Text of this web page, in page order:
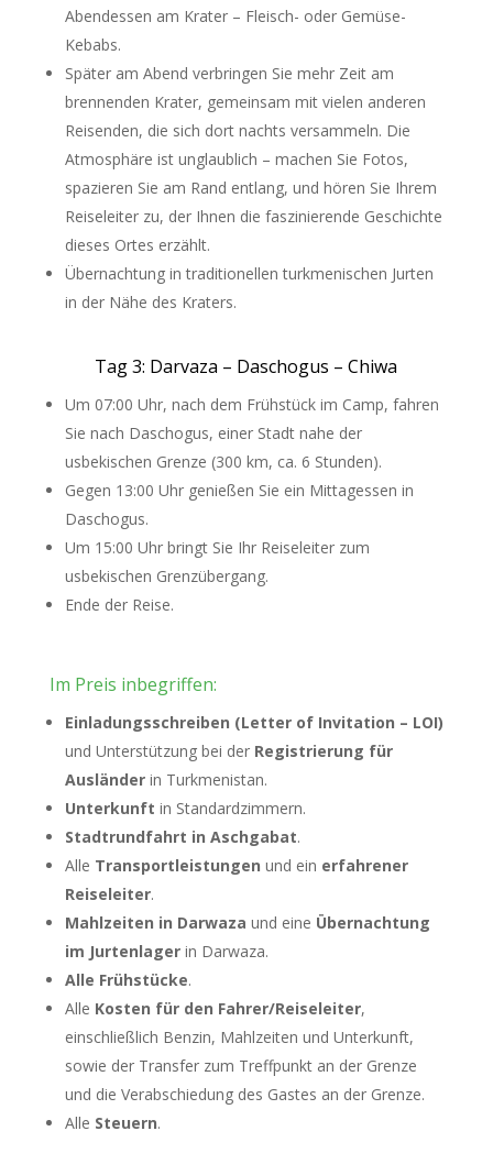
Abendessen am Krater – Fleisch- oder Gemüse-
Kebabs.
Später am Abend verbringen Sie mehr Zeit am
brennenden Krater, gemeinsam mit vielen anderen
Reisenden, die sich dort nachts versammeln. Die
Atmosphäre ist unglaublich – machen Sie Fotos,
spazieren Sie am Rand entlang, und hören Sie Ihrem
Reiseleiter zu, der Ihnen die faszinierende Geschichte
dieses Ortes erzählt.
Übernachtung in traditionellen turkmenischen Jurten
in der Nähe des Kraters.
Tag 3: Darvaza – Daschogus – Chiwa
Um 07:00 Uhr, nach dem Frühstück im Camp, fahren
Sie nach Daschogus, einer Stadt nahe der
usbekischen Grenze (300 km, ca. 6 Stunden).
Gegen 13:00 Uhr genießen Sie ein Mittagessen in
Daschogus.
Um 15:00 Uhr bringt Sie Ihr Reiseleiter zum
usbekischen Grenzübergang.
Ende der Reise.
Im Preis inbegriffen:
Einladungsschreiben (Letter of Invitation – LOI)
und Unterstützung bei der Registrierung für
Ausländerin Turkmenistan.
Unterkunft in Standardzimmern.
Stadtrundfahrt in Aschgabat.
Alle Transportleistungen und ein erfahrener
Reiseleiter.
Mahlzeiten in Darwaza und eine Übernachtung
im Jurtenlagerin Darwaza.
Alle Frühstücke.
Alle Kosten für den Fahrer/Reiseleiter,
einschließlich Benzin, Mahlzeiten und Unterkunft,
sowie der Transfer zum Treffpunkt an der Grenze
und die Verabschiedung des Gastes an der Grenze.
Alle Steuern.